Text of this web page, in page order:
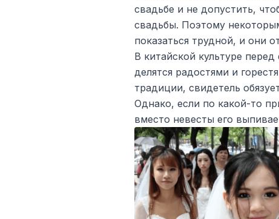
свадьбе и не допустить,
свадьбы. Поэтому
показаться трудной, и они
В китайской культуре
делятся радостями и
традиции, свидетель
Однако, если по какой-то
вместо невесты его